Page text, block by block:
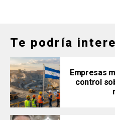
Te podría
Empresas
control